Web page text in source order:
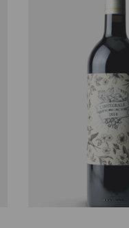
AJOUTER AU